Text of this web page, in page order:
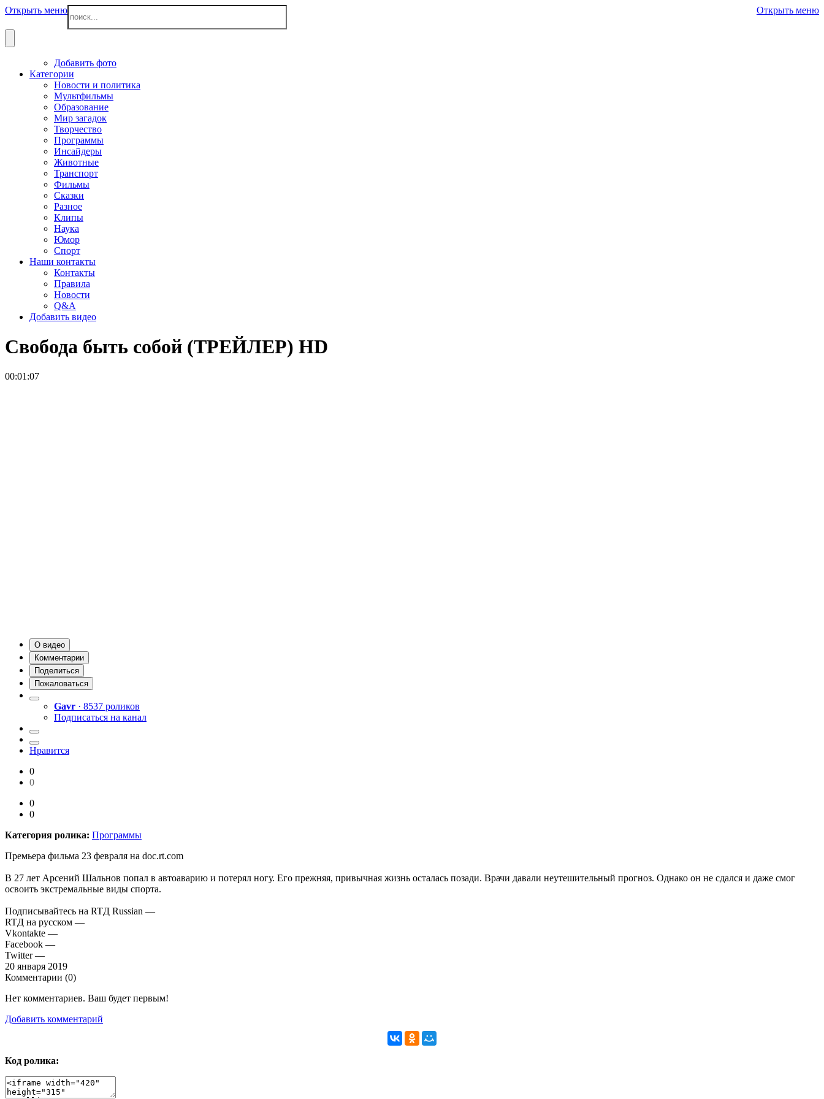
Открыть меню Открыть меню
Добавить фото
Категории
Новости и политика
Мультфильмы
Образование
Мир загадок
Творчество
Программы
Инсайдеры
Животные
Транспорт
Фильмы
Сказки
Разное
Клипы
Наука
Юмор
Спорт
Наши контакты
Контакты
Правила
Новости
Q&A
Добавить видео
Свобода быть собой (ТРЕЙЛЕР) HD
00:01:07
О видео
Комментарии
Поделиться
Пожаловаться
Gavr · 8537 роликов
Подписаться на канал
Нравится
0
0
0
0
Категория ролика: Программы
Премьера фильма 23 февраля на doc.rt.com
В 27 лет Арсений Шальнов попал в автоаварию и потерял ногу. Его прежняя, привычная жизнь осталась позади. Врачи давали неутешительный прогноз. Однако он не сдался и даже смог
освоить экстремальные виды спорта.
Подписывайтесь на RTД Russian —
RTД на русском —
Vkontakte —
Facebook —
Twitter —
20 января 2019
Комментарии (0)
Нет комментариев. Ваш будет первым!
Добавить комментарий
Код ролика: